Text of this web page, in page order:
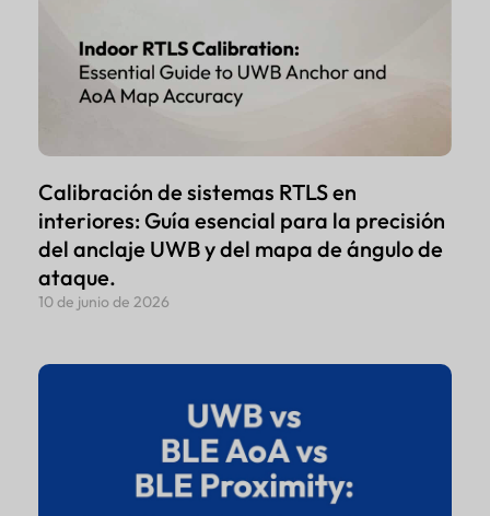
Calibración de sistemas RTLS en
interiores: Guía esencial para la precisión
del anclaje UWB y del mapa de ángulo de
ataque.
10 de junio de 2026